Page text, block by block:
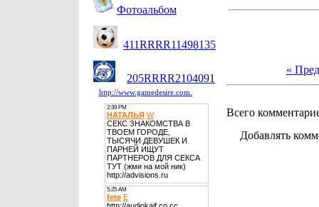
Фотоальбом
411RRRR11498135
205RRRR2104091
http://www.gamedesire.com.
«
Всего
Добавлять